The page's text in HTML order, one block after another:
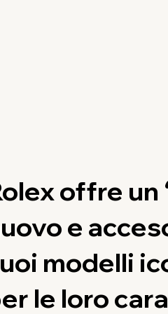
offre un
e
modelli
le loro